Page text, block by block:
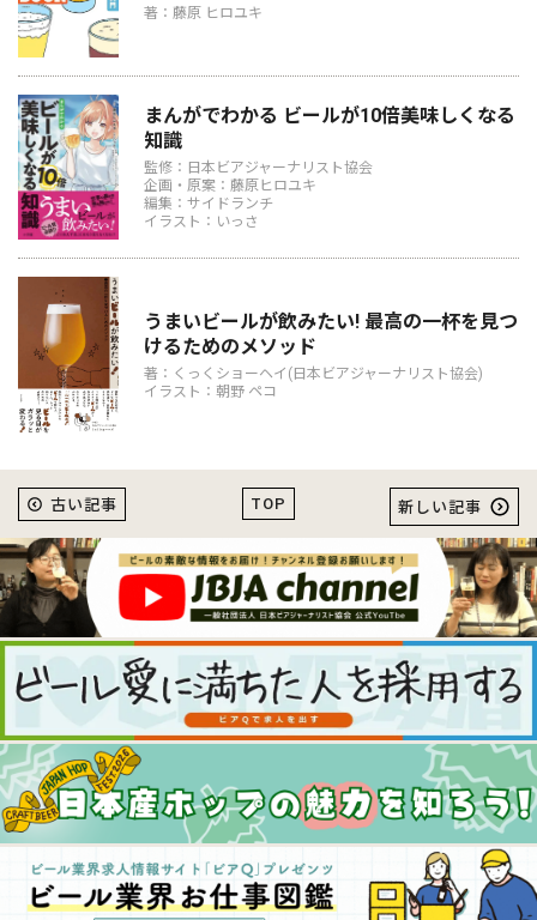
著：藤原 ヒロユキ
まんがでわかる ビールが10倍美味しくなる
知識
監修：日本ビアジャーナリスト協会
企画・原案：藤原ヒロユキ
編集：サイドランチ
イラスト：いっさ
うまいビールが飲みたい! 最高の一杯を見つ
けるためのメソッド
著：くっくショーヘイ(日本ビアジャーナリスト協会)
イラスト：朝野 ペコ
TOP
古い記事 新しい記事